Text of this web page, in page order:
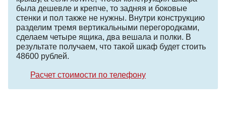
была дешевле и крепче, то задняя и боковые
стенки и пол также не нужны. Внутри конструкцию
разделим тремя вертикальными перегородками,
сделаем четыре ящика, два вешала и полки. В
результате получаем, что такой шкаф будет стоить
48600 рублей.
Расчет стоимости по телефону